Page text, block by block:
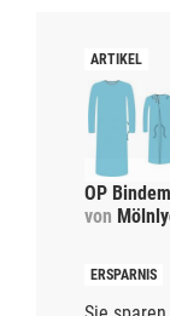
OP
von